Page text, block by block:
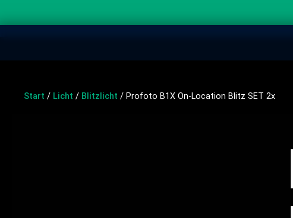
Start / Licht / Blitzlicht / Profoto B1X On-Location Blitz SET 2x